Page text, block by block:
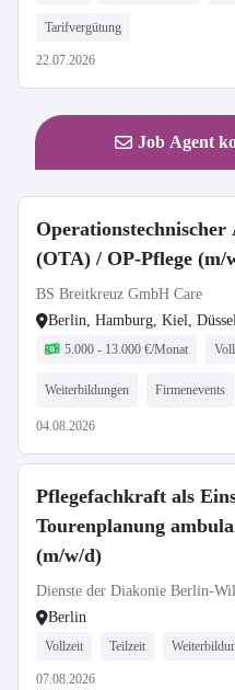
Tarifvergütung
22.07.2026
Job Agent
Operationstechnischer
(OTA) / OP-Pflege (m/
BS Breitkreuz GmbH Care
Berlin, Hamburg, Kiel,
5.000 - 13.000 €/Monat
Weiterbildungen Firmenevents
04.08.2026
Pflegefachkraft als
Tourenplanung
(m/w/d)
Dienste der Diakonie Berlin-
Berlin
Vollzeit Teilzeit
07.08.2026